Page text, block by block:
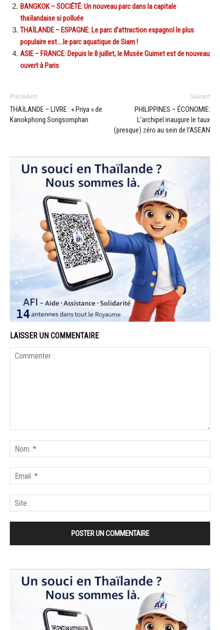
BANGKOK – SOCIÉTÉ: Un nouveau parc dans la capitale
thaïlandaise si polluée
THAÏLANDE – ESPAGNE: Le parc d’attraction espagnol le plus
populaire est….le parc aquatique de Siam !
ASIE – FRANCE: Depuis le 8 juillet, le Musée Guimet est de nouveau
ouvert à Paris
Précédent
THAÏLANDE – LIVRE : « Priya » de
Kanokphong Songsomphan
Suivant
PHILIPPINES – ÉCONOMIE:
L’archipel inaugure le taux
(presque) zéro au sein de l’ASEAN
LAISSER UN COMMENTAIRE